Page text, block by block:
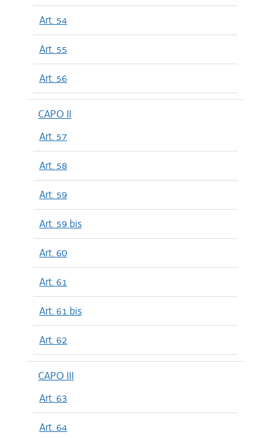
Art. 54
Art. 55
Art. 56
CAPO II
Art. 57
Art. 58
Art. 59
Art. 59 bis
Art. 60
Art. 61
Art. 61 bis
Art. 62
CAPO III
Art. 63
Art. 64